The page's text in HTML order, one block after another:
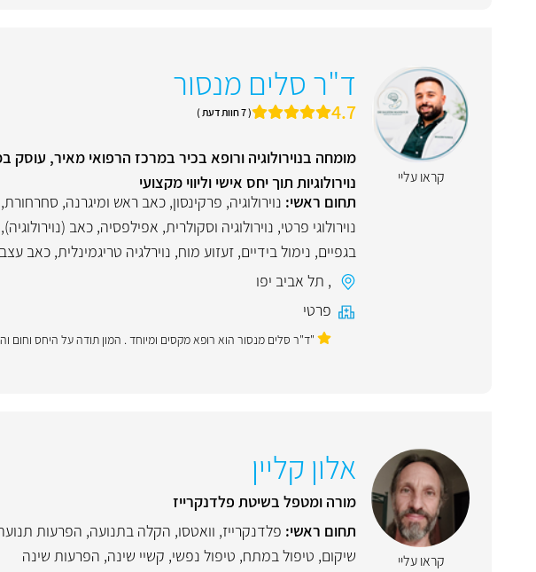
קראו עליי
ד"ר סלים מנסור
4.7 ( 7 חוות דעת )
מומחה בנוירולוגיה ורופא בכיר במרכז הרפואי מאיר,
נוירולוגיות תוך יחס אישי וליווי מקצועי
תחום ראשי: נוירולוגיה, פרקינסון, כאב ראש ומיגרנה, סחרחורת,
נוירולוגי פרטי, נוירולוגיה וסקולרית, אפילפסיה, כאב (נוירולוגיה),
בגפיים, נימול בידיים, זעזוע מוח, נוירלגיה טריגמינלית, כאב
, תל אביב יפו
פרטי
"ד"ר סּלים מנסור הוא רופא מקסים ומיוחד . המון תודה על היחס
קראו עליי
אלון קליין
מורה ומטפל בשיטת פלדנקרייז
תחום ראשי: פלדנקרייז, וואטסו, הקלה בתנועה, הפרעות
שיקום, טיפול במתח, טיפול נפשי, קשיי שינה, הפרעות שינה